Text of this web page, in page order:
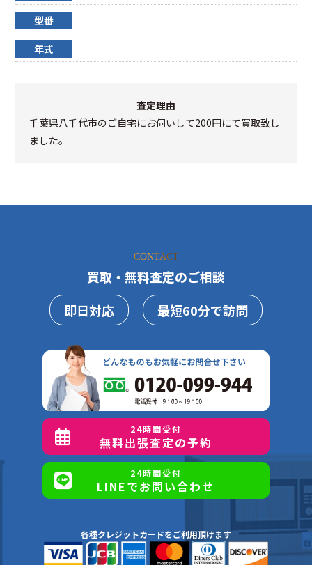
型番
年式
査定理由
千葉県八千代市のご自宅にお伺いして200円にて買取致し
ました。
CONTACT
買取・無料査定のご相談
即日対応
最短60分で訪問
24時間受付
無料出張査定の予約
24時間受付
LINEでお問い合わせ
各種クレジットカードをご利用頂けます